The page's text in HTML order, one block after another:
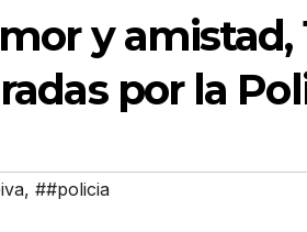
y amistad,
por la
, ##policia